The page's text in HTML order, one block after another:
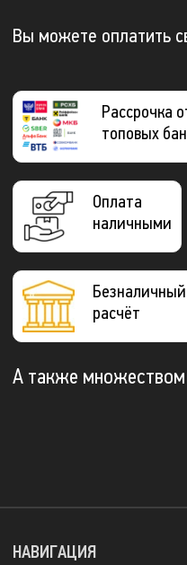
Вы можете оплатить
Рассрочка
топовых
Оплата
наличными
Безналичный
расчёт
А также множеством
НАВИГАЦИЯ